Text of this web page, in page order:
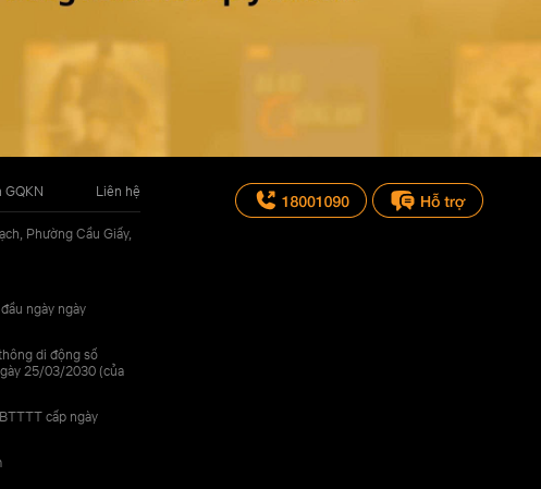
GQKN Liên hệ
Phường Cầu Giấy,
ngày ngày
di động số
25/03/2030 (của
cấp ngày